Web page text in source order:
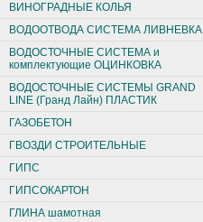
ВИНОГРАДНЫЕ КОЛЬЯ
ВОДООТВОДА СИСТЕМА ЛИВНЕВКА
ВОДОСТОЧНЫЕ СИСТЕМА и
комплектующие ОЦИНКОВКА
ВОДОСТОЧНЫЕ СИСТЕМЫ GRAND
LINE (Гранд Лайн) ПЛАСТИК
ГАЗОБЕТОН
ГВОЗДИ СТРОИТЕЛЬНЫЕ
ГИПС
ГИПСОКАРТОН
ГЛИНА шамотная